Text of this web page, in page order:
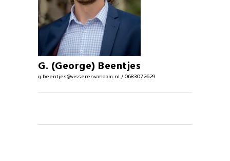
G. (George) Beentjes
g.beentjes@visserenvandam.nl / 0683072629